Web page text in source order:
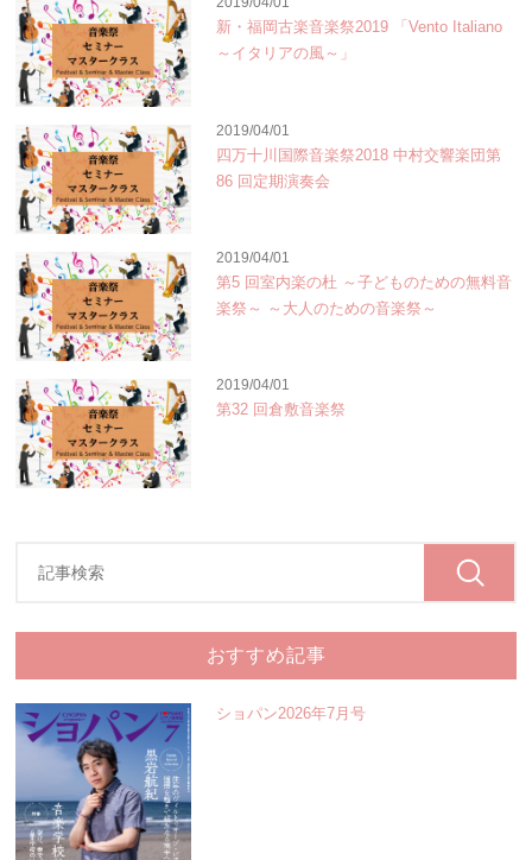
新・福岡古楽音楽祭2019 「Vento Italiano
～イタリアの風～」
2019/04/01
四万十川国際音楽祭2018 中村交響楽団第
86 回定期演奏会
2019/04/01
第5 回室内楽の杜 ～子どものための無料音
楽祭～ ～大人のための音楽祭～
2019/04/01
第32 回倉敷音楽祭
おすすめ記事
ショパン2026年7月号